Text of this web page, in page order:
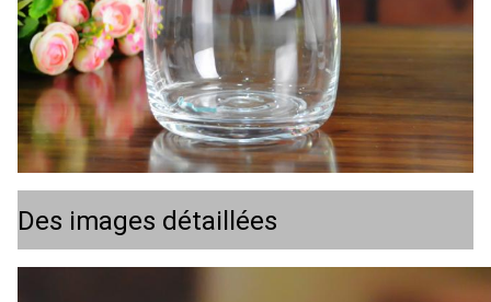
Des images détaillées